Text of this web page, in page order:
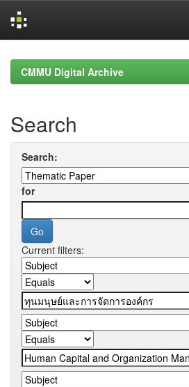
navigationCMMU Digital Archive
Search
Search:
for
Current filters: